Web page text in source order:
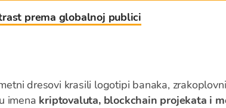
prema globalnoj publici
dresovi krasili logotipi banaka,
imena kriptovaluta, blockchain projekata i